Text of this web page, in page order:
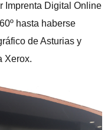
Imprenta Digital Online
hasta haberse
de Asturias y
Xerox.